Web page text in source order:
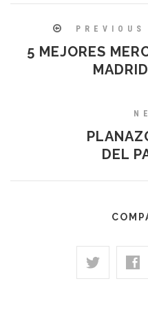
PREVIOUS
5 MEJORES
MADRID
DEL